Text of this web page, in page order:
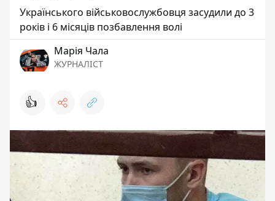
Українського військовослужбовця засудили до 3
років і 6 місяців позбавлення волі
Марія Чала
ЖУРНАЛІСТ
👍